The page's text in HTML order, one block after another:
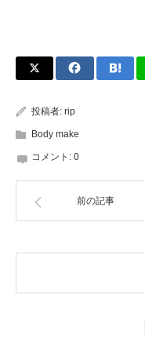
投稿者: rip
Body make
コメント: 0
前の記事